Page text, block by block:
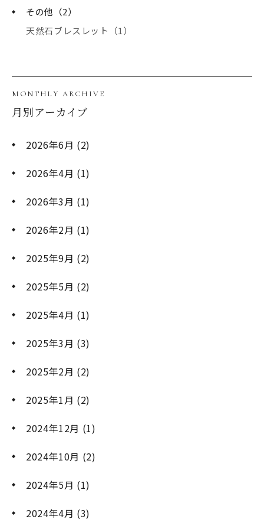
その他（2）
天然石ブレスレット（1）
MONTHLY ARCHIVE
月別アーカイブ
2026年6月 (2)
2026年4月 (1)
2026年3月 (1)
2026年2月 (1)
2025年9月 (2)
2025年5月 (2)
2025年4月 (1)
2025年3月 (3)
2025年2月 (2)
2025年1月 (2)
2024年12月 (1)
2024年10月 (2)
2024年5月 (1)
2024年4月 (3)